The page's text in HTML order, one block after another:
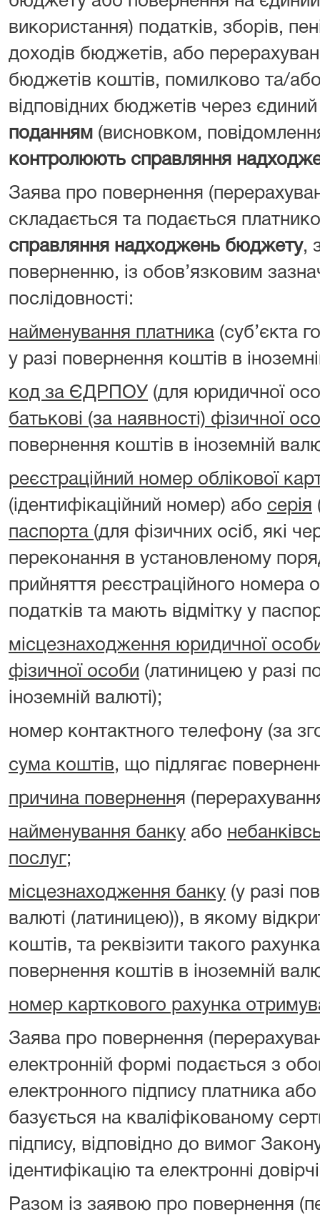
використання) податків, зборів,
доходів бюджетів, або
бюджетів коштів, помилково та/
відповідних бюджетів через
поданням (висновком,
контролюють справляння
Заява про повернення
складається та подається
справляння надходжень бюджету,
поверненню, із обов’язковим
послідовності:
найменування платника (суб’єкта
у разі повернення коштів в
код за ЄДРПОУ (для юридичної
батькові (за наявності) фізичної
повернення коштів в іноземній
реєстраційний номер облікової
(ідентифікаційний номер) або серія
паспорта (для фізичних осіб, які
переконання в установленому
прийняття реєстраційного номера
податків та мають відмітку у
місцезнаходження юридичної
фізичної особи (латиницею у разі
іноземній валюті);
номер контактного телефону (за
сума коштів, що підлягає
причина повернення
найменування банку або
послуг;
місцезнаходження банку (у разі
валюті (латиницею)), в якому
коштів, та реквізити такого
повернення коштів в іноземній
номер карткового рахунка
Заява про повернення
електронній формі подається з
електронного підпису платника
базується на кваліфікованому
підпису, відповідно до вимог
ідентифікацію та електронні
Разом із заявою про повернення